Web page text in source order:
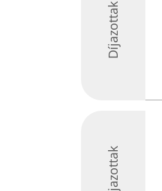
Díjazottak
Díjazottak